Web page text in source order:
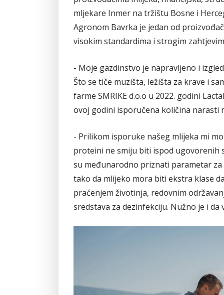
mljekare Inmer na tržištu Bosne i
Agronom Bavrka je jedan od
visokim standardima i strogim
- Moje gazdinstvo je napravljeno i
Što se tiče muzišta, ležišta za krave i
farme SMRIKE d.o.o u 2022. godini
ovoj godini isporučena količina narasti
- Prilikom isporuke našeg mlijeka mi
proteini ne smiju biti ispod ugovorenih
su međunarodno priznati parametar
tako da mlijeko mora biti ekstra klase
praćenjem životinja, redovnim
sredstava za dezinfekciju. Nužno je i